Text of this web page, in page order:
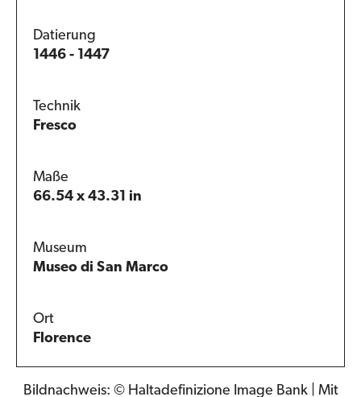
Datierung
1446 - 1447
Technik
Fresco
Maße
66.54 x 43.31 in
Museum
Museo di San Marco
Ort
Florence
Bildnachweis: © Haltadefinizione Image Bank | Mit